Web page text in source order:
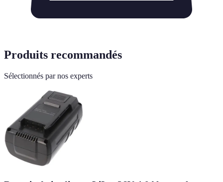
Produits recommandés
Sélectionnés par nos experts